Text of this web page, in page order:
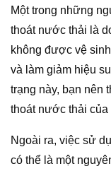
Một trong những
thoát nước thải là
không được vệ
và làm giảm hiệu
trạng này, bạn nên
thoát nước thải của
Ngoài ra, việc sử
có thể là một